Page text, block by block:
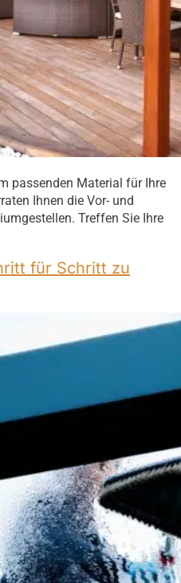
passenden Material für Ihre
Ihnen die Vor- und
Treffen Sie Ihre
für Schritt zu